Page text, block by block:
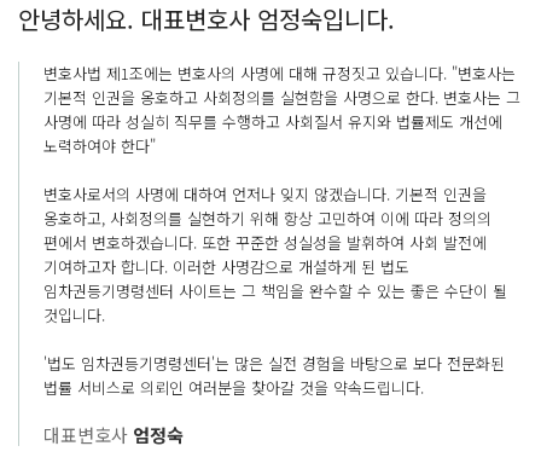
안녕하세요. 대표변호사 엄정숙입니다.
변호사법 제1조에는 변호사의 사명에 대해 규정짓고 있습니다. "변호사는
기본적 인권을 옹호하고 사회정의를 실현함을 사명으로 한다. 변호사는 그
사명에 따라 성실히 직무를 수행하고 사회질서 유지와 법률제도 개선에
노력하여야 한다"
변호사로서의 사명에 대하여 언저나 잊지 않겠습니다. 기본적 인권을
옹호하고, 사회정의를 실현하기 위해 항상 고민하여 이에 따라 정의의
편에서 변호하겠습니다. 또한 꾸준한 성실성을 발휘하여 사회 발전에
기여하고자 합니다. 이러한 사명감으로 개설하게 된 법도
임차권등기명령센터 사이트는 그 책임을 완수할 수 있는 좋은 수단이 될
것입니다.
'법도 임차권등기명령센터'는 많은 실전 경험을 바탕으로 보다 전문화된
법률 서비스로 의뢰인 여러분을 찾아갈 것을 약속드립니다.
대표변호사 엄정숙